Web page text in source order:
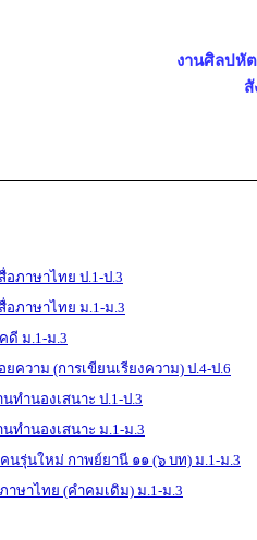
งานศิลปหั
ภาษาไทย ป.1-ป.3
ภาษาไทย ม.1-ม.3
ดี ม.1-ม.3
ความ (การเขียนเรียงความ) ป.4-ป.6
ทำนองเสนาะ ป.1-ป.3
ทำนองเสนาะ ม.1-ม.3
นรุ่นใหม่ กาพย์ยานี ๑๑ (๖ บท) ม.1-ม.3
ษาไทย (คำคมเดิม) ม.1-ม.3